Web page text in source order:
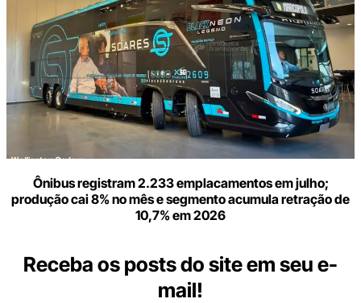
Ônibus registram 2.233 emplacamentos em julho;
produção cai 8% no mês e segmento acumula retração de
10,7% em 2026
Receba os posts do site em seu e-
mail!